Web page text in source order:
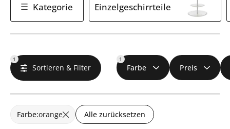
Kategorie Einzelgeschirrteile
1
Sortieren & Filter
1
Farbe Preis
Farbe:orange Alle zurücksetzen